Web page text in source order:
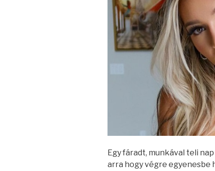
Egy fáradt, munkával teli
arra hogy végre egyenesbe